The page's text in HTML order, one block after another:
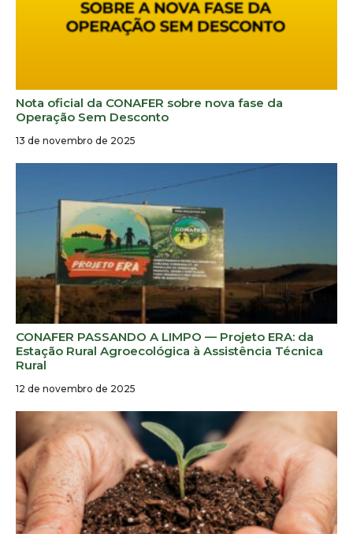
Nota oficial da CONAFER sobre nova fase da
Operação Sem Desconto
13 de novembro de 2025
CONAFER PASSANDO A LIMPO — Projeto ERA: da
Estação Rural Agroecológica à Assistência Técnica
Rural
12 de novembro de 2025